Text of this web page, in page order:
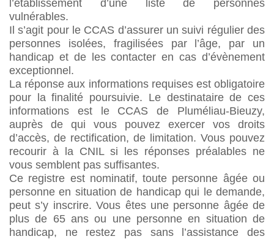
l’établissement d’une liste de personnes
vulnérables.
Il s’agit pour le CCAS d’assurer un suivi régulier des
personnes isolées, fragilisées par l’âge, par un
handicap et de les contacter en cas d’évènement
exceptionnel.
La réponse aux informations requises est obligatoire
pour la finalité poursuivie. Le destinataire de ces
informations est le CCAS de Pluméliau-Bieuzy,
auprès de qui vous pouvez exercer vos droits
d’accès, de rectification, de limitation. Vous pouvez
recourir à la CNIL si les réponses préalables ne
vous semblent pas suffisantes.
Ce registre est nominatif, toute personne âgée ou
personne en situation de handicap qui le demande,
peut s’y inscrire. Vous êtes une personne âgée de
plus de 65 ans ou une personne en situation de
handicap, ne restez pas sans l’assistance des